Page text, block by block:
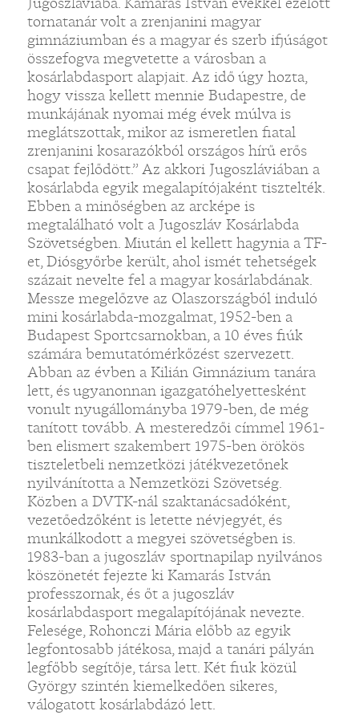
tornatanár volt a zrenjanini magyar
gimnáziumban és a magyar és szerb ifjúságot
összefogva megvetette a városban a
kosárlabdasport alapjait. Az idő úgy hozta,
hogy vissza kellett mennie Budapestre, de
munkájának nyomai még évek múlva is
meglátszottak, mikor az ismeretlen fiatal
zrenjanini kosarazókból országos hírű erős
csapat fejlődött.” Az akkori Jugoszláviában a
kosárlabda egyik megalapítójaként tisztelték.
Ebben a minőségben az arcképe is
megtalálható volt a Jugoszláv Kosárlabda
Szövetségben. Miután el kellett hagynia a TF-
et, Diósgyőrbe került, ahol ismét tehetségek
százait nevelte fel a magyar kosárlabdának.
Messze megelőzve az Olaszországból induló
mini kosárlabda-mozgalmat, 1952-ben a
Budapest Sportcsarnokban, a 10 éves fiúk
számára bemutatómérkőzést szervezett.
Abban az évben a Kilián Gimnázium tanára
lett, és ugyanonnan igazgatóhelyettesként
vonult nyugállományba 1979-ben, de még
tanított tovább. A mesteredzői címmel 1961-
ben elismert szakembert 1975-ben örökös
tiszteletbeli nemzetközi játékvezetőnek
nyilvánította a Nemzetközi Szövetség.
Közben a DVTK-nál szaktanácsadóként,
vezetőedzőként is letette névjegyét, és
munkálkodott a megyei szövetségben is.
1983-ban a jugoszláv sportnapilap nyilvános
köszönetét fejezte ki Kamarás István
professzornak, és őt a jugoszláv
kosárlabdasport megalapítójának nevezte.
Felesége, Rohonczi Mária előbb az egyik
legfontosabb játékosa, majd a tanári pályán
legfőbb segítője, társa lett. Két fiuk közül
György szintén kiemelkedően sikeres,
válogatott kosárlabdázó lett.